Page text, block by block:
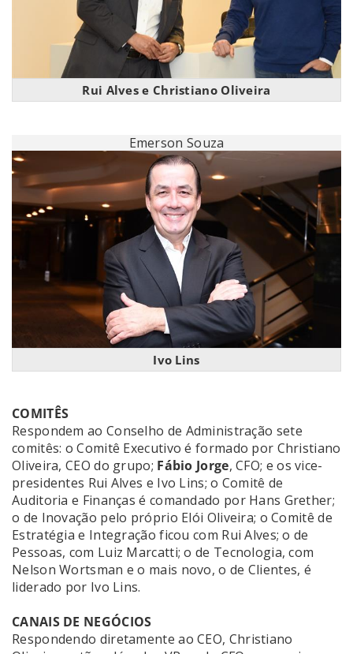
Rui Alves e Christiano Oliveira
Emerson Souza
Ivo Lins
COMITÊS
Respondem ao Conselho de Administração sete
comitês: o Comitê Executivo é formado por Christiano
Oliveira, CEO do grupo; Fábio Jorge, CFO; e os vice-
presidentes Rui Alves e Ivo Lins; o Comitê de
Auditoria e Finanças é comandado por Hans Grether;
o de Inovação pelo próprio Elói Oliveira; o Comitê de
Estratégia e Integração ficou com Rui Alves; o de
Pessoas, com Luiz Marcatti; o de Tecnologia, com
Nelson Wortsman e o mais novo, o de Clientes, é
liderado por Ivo Lins.
CANAIS DE NEGÓCIOS
Respondendo diretamente ao CEO, Christiano